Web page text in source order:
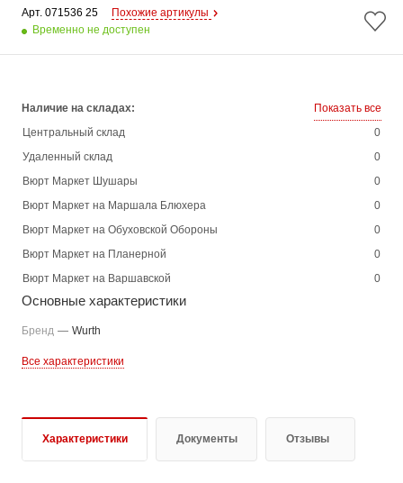
Арт. 071536 25
Похожие артикулы
Временно не доступен
Наличие на складах:
Показать все
Центральный склад
0
Удаленный склад
0
Вюрт Маркет Шушары
0
Вюрт Маркет на Маршала Блюхера
0
Вюрт Маркет на Обуховской Обороны
0
Вюрт Маркет на Планерной
0
Вюрт Маркет на Варшавской
0
Основные характеристики
Бренд — Wurth
Все характеристики
Характеристики Документы Отзывы